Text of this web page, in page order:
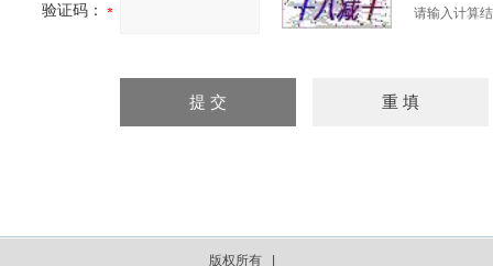
验证码： 请输入计算
版权所有 |